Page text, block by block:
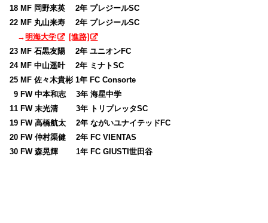
18 MF 岡野來英 2年 プレジールSC
22 MF 丸山来寿 2年 プレジールSC
→明海大学
[進路]
23 MF 石黒友陽 2年 ユニオンFC
24 MF 中山遥叶 2年 ミナトSC
25 MF 佐々木貴彬 1年 FC Consorte
09 FW 中本和志 3年 海星中学
11 FW 末光清 3年 トリプレッタSC
19 FW 高橋航太 2年 ながいユナイテッドFC
20 FW 仲村渠健 2年 FC VIENTAS
30 FW 森晃輝 1年 FC GIUSTI世田谷